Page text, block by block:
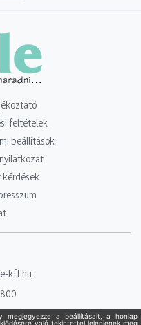
feltételek
beállítások
kérdések
kft.hu